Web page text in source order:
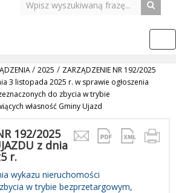
/ 2025 / ZARZĄDZENIE NR 192/2025
3 listopada 2025 r. w sprawie ogłoszenia
do zbycia w trybie
własność Gminy Ujazd
192/2025
z dnia
r.
wykazu nieruchomości
w trybie bezprzetargowym,